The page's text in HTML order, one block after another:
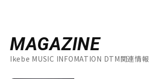
MAGAZINE
Ikebe MUSIC INFOMATION DTM関連情報